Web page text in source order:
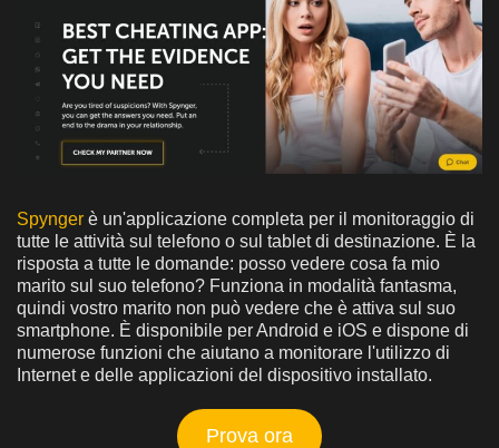
Spynger è un'applicazione completa per il monitoraggio di
tutte le attività sul telefono o sul tablet di destinazione. È la
risposta a tutte le domande: posso vedere cosa fa mio
marito sul suo telefono? Funziona in modalità fantasma,
quindi vostro marito non può vedere che è attiva sul suo
smartphone. È disponibile per Android e iOS e dispone di
numerose funzioni che aiutano a monitorare l'utilizzo di
Internet e delle applicazioni del dispositivo installato.
Prova ora